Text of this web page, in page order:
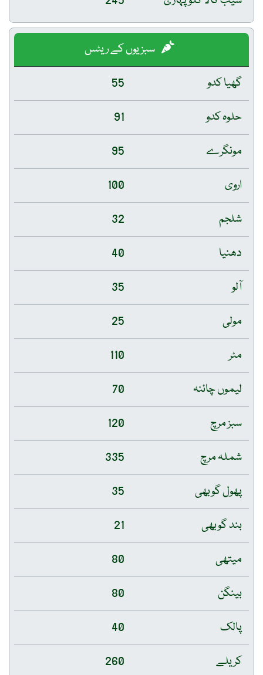
سبزیوں کے ریٹس
گھیا کدو
55
حلوہ کدو
91
مونگرے
95
اروی
100
شلجم
32
دھنیا
40
آلو
35
مولی
25
مٹر
110
لیموں چائنہ
70
سبز مرچ
120
شملہ مرچ
335
پھول گوبھی
35
بند گوبھی
21
میتھی
80
بینگن
80
پالک
40
کریلے
260